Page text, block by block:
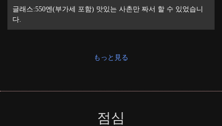
글래스:550엔(부가세 포함) 맛있는 사촌만 짜서 할 수 있었습니
다.
もっと見る
점심